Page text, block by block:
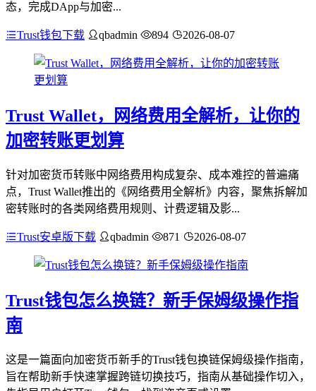
态，完成DApp与加密...
Trust钱包下载 qbadmin 894 2026-08-07
Trust Wallet，网络费用全解析，让你的
加密转账更划算
针对加密货币转账中网络费用构成复杂、成本难控的普遍痛
点，Trust Wallet推出的《网络费用全解析》内容，聚焦拆解加
密转账时的各类网络费用规则、计费逻辑及影...
Trust安卓版下载 qbadmin 871 2026-08-07
Trust钱包怎么换链？新手保姆级操作指
南
这是一篇面向加密货币新手的Trust钱包换链保姆级操作指南，
旨在帮助新手快速掌握跨链切换技巧，指南从基础操作切入，